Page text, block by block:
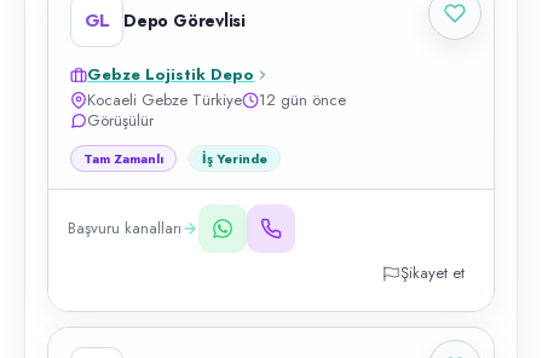
GL Depo Görevlisi
Gebze Lojistik Depo
Kocaeli Gebze Türkiye
12 gün önce
Görüşülür
Tam Zamanlı İş Yerinde
Başvuru kanalları
Şikayet et